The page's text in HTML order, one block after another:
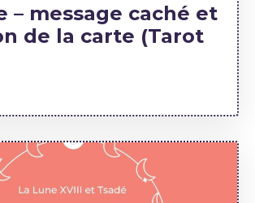
– message caché et
de la carte (Tarot